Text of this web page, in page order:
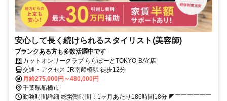
安心して長く続けられるスタイリスト(美容師)
ブランクある方も多数活躍中です
カットオンリークラブ ららぽーとTOKYO-BAY店
交通・アクセス JR南船橋駅 徒歩12分
月給275,000円～480,000円
千葉県船橋市
勤務時間詳細 総労働時間：1ヶ月あたり186時間18分 ◤￣￣￣￣￣￣